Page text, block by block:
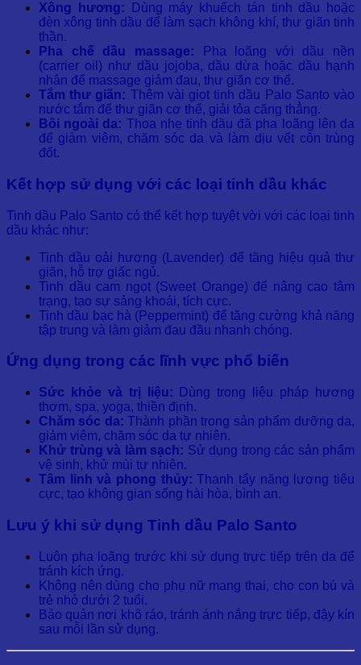
Xông hương: Dùng máy khuếch tán tinh dầu hoặc
đèn xông tinh dầu để làm sạch không khí, thư giãn tinh
thần.
Pha chế dầu massage: Pha loãng với dầu nền
(carrier oil) như dầu jojoba, dầu dừa hoặc dầu hạnh
nhân để massage giảm đau, thư giãn cơ thể.
Tắm thư giãn: Thêm vài giọt tinh dầu Palo Santo vào
nước tắm để thư giãn cơ thể, giải tỏa căng thẳng.
Bôi ngoài da: Thoa nhẹ tinh dầu đã pha loãng lên da
để giảm viêm, chăm sóc da và làm dịu vết côn trùng
đốt.
Kết hợp sử dụng với các loại tinh dầu khác
Tinh dầu Palo Santo có thể kết hợp tuyệt vời với các loại tinh
dầu khác như:
Tinh dầu oải hương (Lavender) để tăng hiệu quả thư
giãn, hỗ trợ giấc ngủ.
Tinh dầu cam ngọt (Sweet Orange) để nâng cao tâm
trạng, tạo sự sảng khoái, tích cực.
Tinh dầu bạc hà (Peppermint) để tăng cường khả năng
tập trung và làm giảm đau đầu nhanh chóng.
Ứng dụng trong các lĩnh vực phổ biến
Sức khỏe và trị liệu: Dùng trong liệu pháp hương
thơm, spa, yoga, thiền định.
Chăm sóc da: Thành phần trong sản phẩm dưỡng da,
giảm viêm, chăm sóc da tự nhiên.
Khử trùng và làm sạch: Sử dụng trong các sản phẩm
vệ sinh, khử mùi tự nhiên.
Tâm linh và phong thủy: Thanh tẩy năng lượng tiêu
cực, tạo không gian sống hài hòa, bình an.
Lưu ý khi sử dụng Tinh dầu Palo Santo
Luôn pha loãng trước khi sử dụng trực tiếp trên da để
tránh kích ứng.
Không nên dùng cho phụ nữ mang thai, cho con bú và
trẻ nhỏ dưới 2 tuổi.
Bảo quản nơi khô ráo, tránh ánh nắng trực tiếp, đậy kín
sau mỗi lần sử dụng.